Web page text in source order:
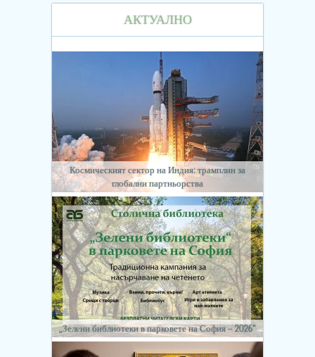
АКТУАЛНО
Космическият сектор на Индия: трамплин за
глобални партньорства
„Зелени библиотеки в парковете на София – 2026“